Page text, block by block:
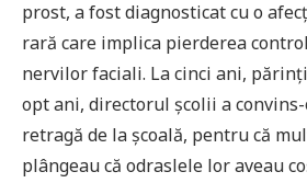
prost, a fost diagnosticat cu o
rară care implica pierderea
nervilor faciali. La cinci ani,
opt ani, directorul școlii a
retragă de la școală, pentru că
plângeau că odraslele lor aveau